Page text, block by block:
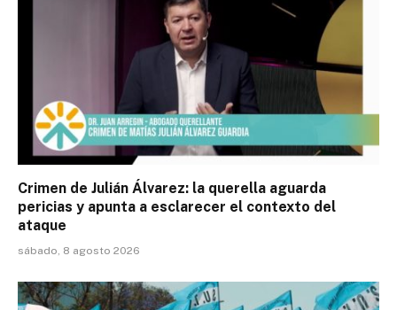
Crimen de Julián Álvarez: la querella aguarda
pericias y apunta a esclarecer el contexto del
ataque
sábado, 8 agosto 2026